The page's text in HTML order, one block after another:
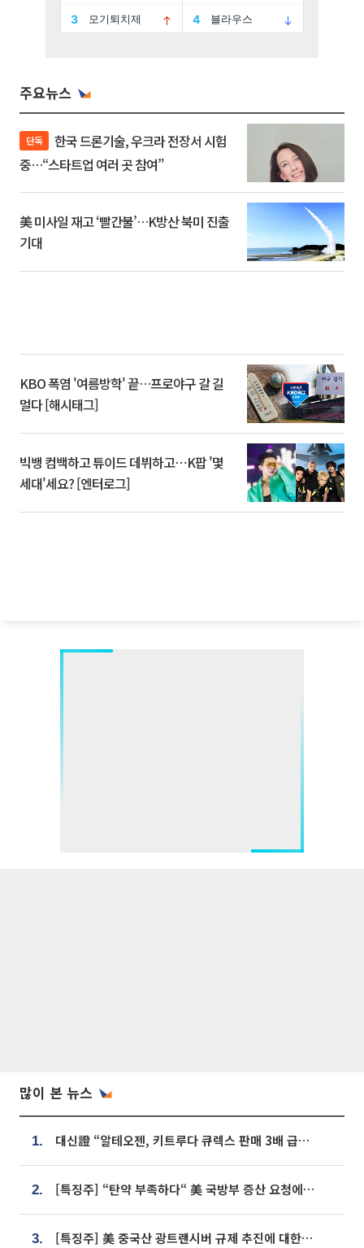
주요뉴스
단독
중…“스타트업 여러 곳 참여”
美 미사일 재고 ‘빨간불’…K방산 북미 진출
기대
KBO 폭염 '여름방학' 끝…프로야구 갈 길
멀다 [해시태그]
빅뱅 컴백하고 튜이드 데뷔하고⋯K팝 '몇
세대'세요? [엔터로그]
많이 본 뉴스
1. 대신證 “알테오젠, 키트루다 큐렉스 판매 3배 급증…목표가 41만원 상향”
2. [특징주] “탄약 부족하다“ 美 국방부 증산 요청에⋯국내 방산주 급등세
3. [특징주] 美 중국산 광트랜시버 규제 추진에 대한광통신 등 광통신株 강세